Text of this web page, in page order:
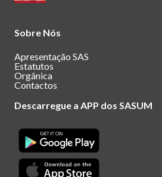
Sobre Nós
Apresentação SAS
Estatutos
Orgânica
Contactos
Descarregue a APP dos SASUM